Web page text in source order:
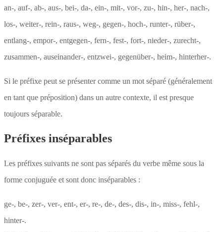
an-, auf-, ab-, aus-, bei-, da-, ein-, mit-, vor-, zu-, hin-, her-, nach-,
los-, weiter-, rein-, raus-, weg-, gegen-, hoch-, runter-, rüber-,
entlang-, empor-, entgegen-, fern-, fest-, fort-, nieder-, zurecht-,
zusammen-, auseinander-, entzwei-, gegenüber-, heim-, hinterher-.
Si le préfixe peut se présenter comme un mot séparé (généralement
en tant que préposition) dans un autre contexte, il est presque
toujours séparable.
Préfixes inséparables
Les préfixes suivants ne sont pas séparés du verbe même sous la
forme conjuguée et sont donc inséparables :
ge-, be-, zer-, ver-, ent-, er-, re-, de-, des-, dis-, in-, miss-, fehl-,
hinter-.